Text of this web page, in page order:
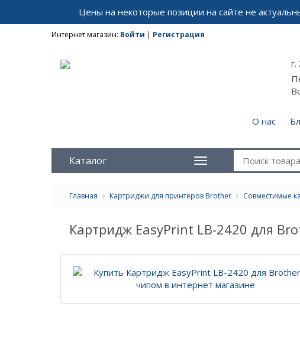
Цены на некоторые позиции на сайте не
Интернет магазин: Войти | Регистрация
О нас
Каталог
Главная Картриджи для принтеров Brother Совместимые
Картридж EasyPrint LB-2420 для